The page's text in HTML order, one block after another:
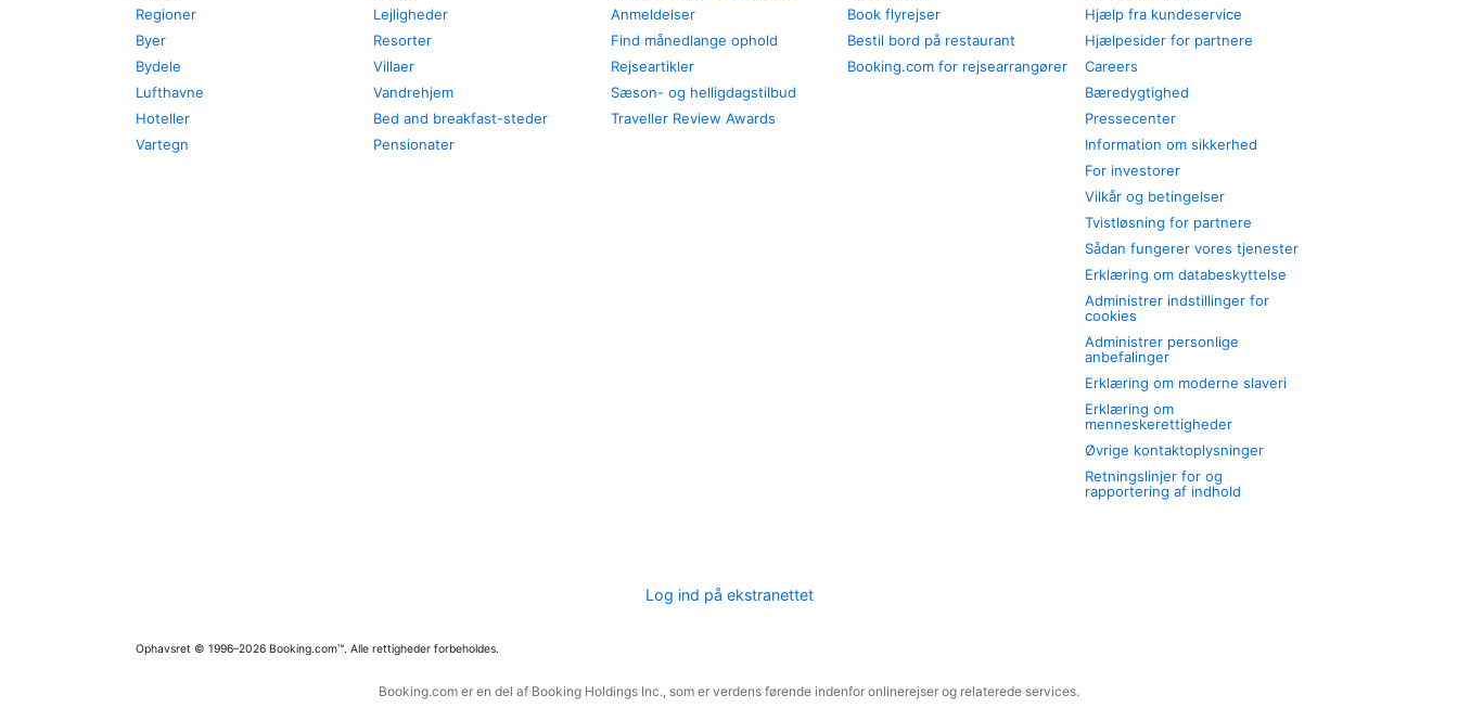
Regioner
Byer
Bydele
Lufthavne
Hoteller
Vartegn
Lejligheder
Resorter
Villaer
Vandrehjem
Bed and breakfast-steder
Pensionater
Anmeldelser
Find månedlange ophold
Rejseartikler
Sæson- og helligdagstilbud
Traveller Review Awards
Book flyrejser
Bestil bord på restaurant
Booking.com for rejsearrangører
Hjælp fra kundeservice
Hjælpesider for partnere
Careers
Bæredygtighed
Pressecenter
Information om sikkerhed
For investorer
Vilkår og betingelser
Tvistløsning for partnere
Sådan fungerer vores tjenester
Erklæring om databeskyttelse
Administrer indstillinger for
cookies
Administrer personlige
anbefalinger
Erklæring om moderne slaveri
Erklæring om
menneskerettigheder
Øvrige kontaktoplysninger
Retningslinjer for og
rapportering af indhold
Log ind på ekstranettet
Ophavsret © 1996–2026 Booking.com™. Alle rettigheder forbeholdes.
Booking.com er en del af Booking Holdings Inc., som er verdens førende indenfor onlinerejser og relaterede services.